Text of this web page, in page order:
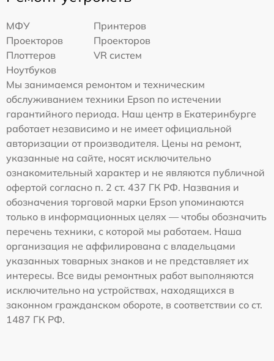
МФУ
Принтеров
Проекторов
Проекторов
Плоттеров
VR систем
Ноутбуков
Мы занимаемся ремонтом и техническим
обслуживанием техники Epson по истечении
гарантийного периода. Наш центр в Екатеринбурге
работает независимо и не имеет официальной
авторизации от производителя. Цены на ремонт,
указанные на сайте, носят исключительно
ознакомительный характер и не являются публичной
офертой согласно п. 2 ст. 437 ГК РФ. Названия и
обозначения торговой марки Epson упоминаются
только в информационных целях — чтобы обозначить
перечень техники, с которой мы работаем. Наша
организация не аффилирована с владельцами
указанных товарных знаков и не представляет их
интересы. Все виды ремонтных работ выполняются
исключительно на устройствах, находящихся в
законном гражданском обороте, в соответствии со ст.
1487 ГК РФ.